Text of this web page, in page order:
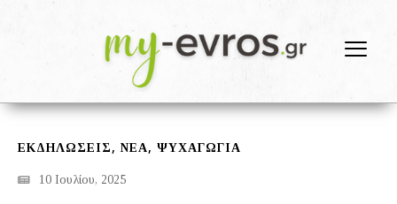
ΕΚΔΗΛΩΣΕΙΣ , ΝΕΑ, ΨΥΧΑΓΩΓΙΑ
10 Ιουλίου, 2025